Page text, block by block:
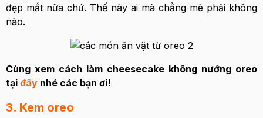
đẹp mắt nữa chứ. Thế này ai mà chẳng mê phải không
nào.
Cùng xem cách làm cheesecake không nướng oreo
tại đây nhé các bạn ơi!
3. Kem oreo